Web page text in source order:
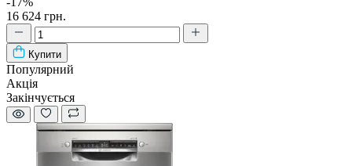
16 624 грн.
Купити
Популярний
Акція
Закінчується